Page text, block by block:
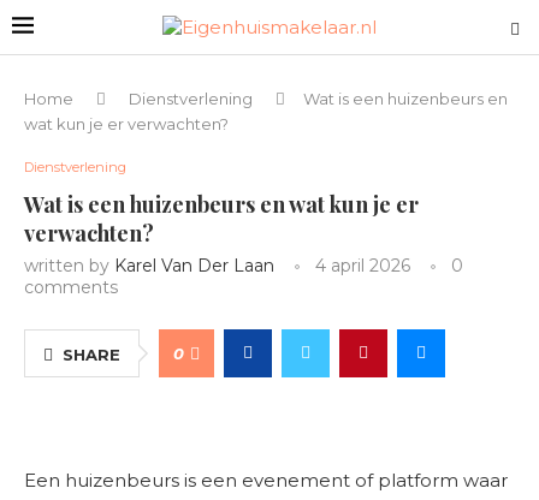
Home Dienstverlening
Wat is een huizenbeurs en
wat kun je er verwachten?
Dienstverlening
Wat is een huizenbeurs en wat kun je er
verwachten?
written by Karel Van Der Laan 4 april 2026
0
comments
SHARE 0
Een huizenbeurs is een evenement of platform waar